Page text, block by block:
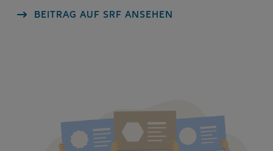
BEITRAG AUF SRF ANSEHEN